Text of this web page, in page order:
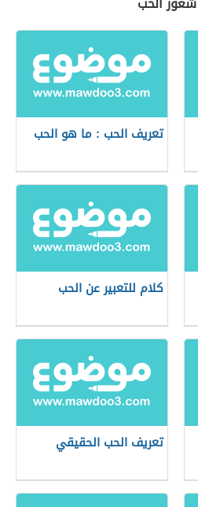
تعريف الحب : ما هو الحب
كلام للتعبير عن الحب
تعريف الحب الحقيقي